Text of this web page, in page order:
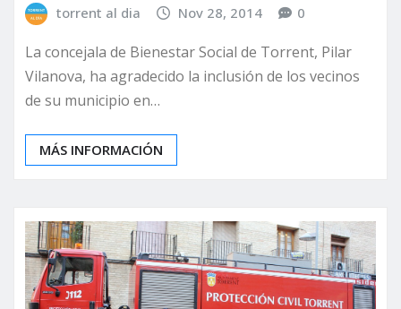
torrent al dia Nov 28, 2014 0
La concejala de Bienestar Social de Torrent, Pilar
Vilanova, ha agradecido la inclusión de los vecinos
de su municipio en…
MÁS INFORMACIÓN